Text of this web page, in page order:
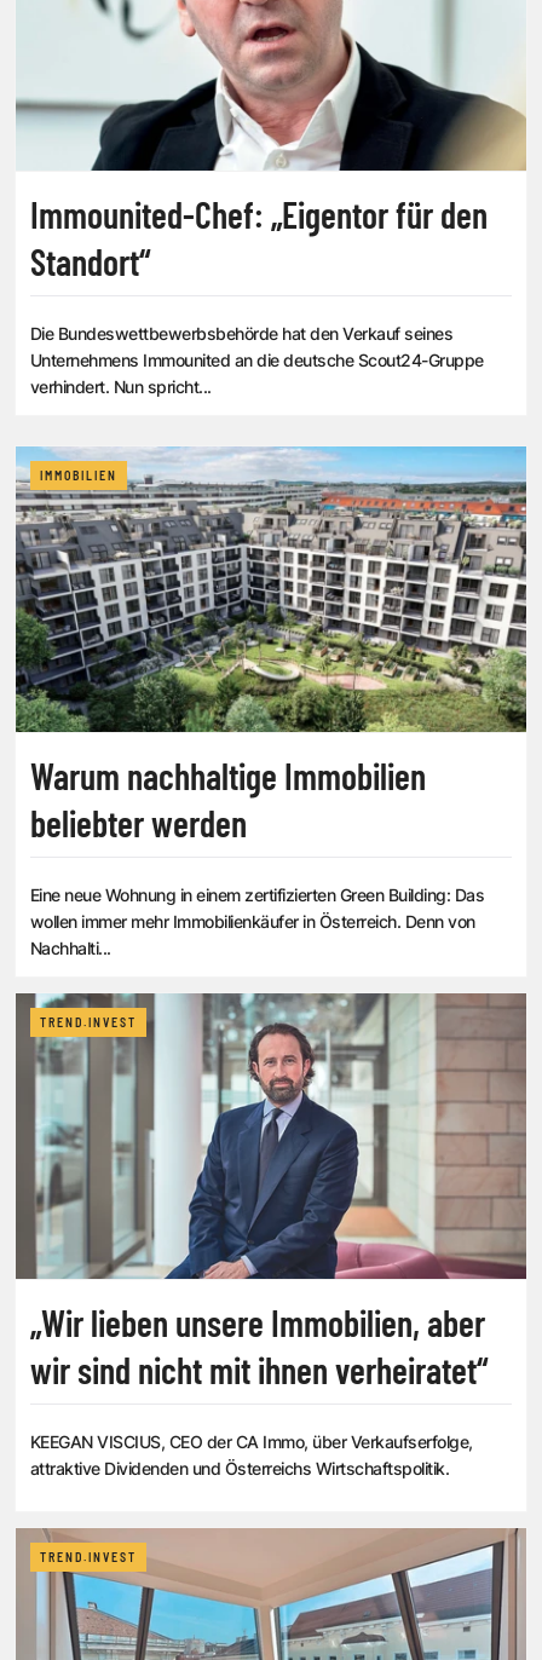
Immounited-Chef: „Eigentor für den
Standort“
Die Bundeswettbewerbsbehörde hat den Verkauf seines
Unternehmens Immounited an die deutsche Scout24-Gruppe
verhindert. Nun spricht...
IMMOBILIEN
Warum nachhaltige Immobilien
beliebter werden
Eine neue Wohnung in einem zertifizierten Green Building: Das
wollen immer mehr Immobilienkäufer in Österreich. Denn von
Nachhalti...
TREND.INVEST
„Wir lieben unsere Immobilien, aber
wir sind nicht mit ihnen verheiratet“
KEEGAN VISCIUS, CEO der CA Immo, über Verkaufserfolge,
attraktive Dividenden und Österreichs Wirtschaftspolitik.
TREND.INVEST